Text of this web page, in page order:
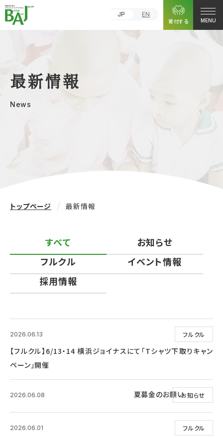
JP
EN
寄付する
MENU
最新情報
News
トップページ 最新情報
すべて
お知らせ
フルクル
イベント情報
採用情報
フルクル
2026.06.13
【フルクル】6/13・14 横浜ジョイナスにて「Tシャツ下取りキャン
ペーン」開催
お知らせ
2026.06.08 夏募金のお願い
フルクル
2026.06.01